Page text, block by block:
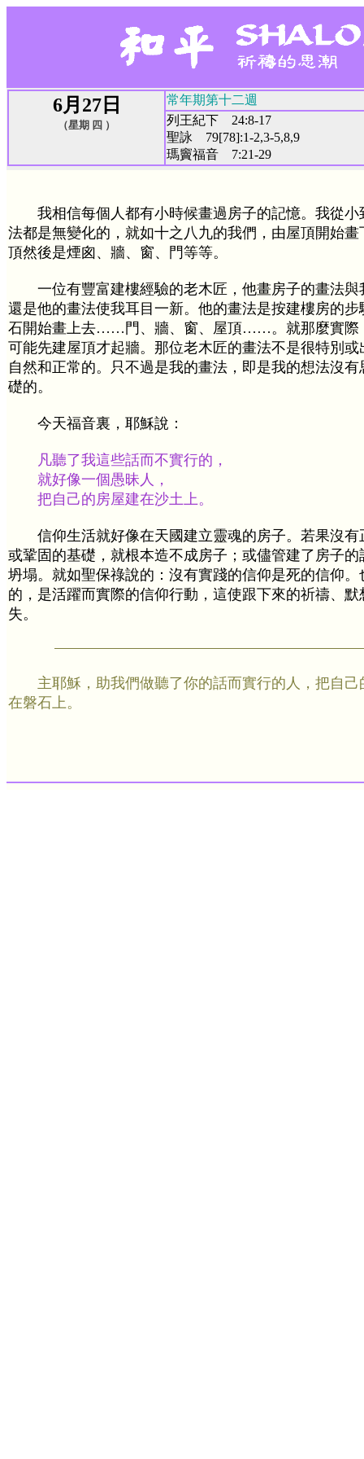
6月27日
（星期 四 ）
常年期第十二週
列王紀下 24:8-17
聖詠 79[78]:1-2,3-5,8,9
瑪竇福音 7:21-29
我相信每個人都有小時候畫過房子的記憶。我從小
法都是無變化的，就如十之八九的我們，由屋頂開始
頂然後是煙囪、牆、窗、門等等。
一位有豐富建樓經驗的老木匠，他畫房子的畫法與
還是他的畫法使我耳目一新。他的畫法是按建樓房的
石開始畫上去……門、牆、窗、屋頂……。就那麼實際
可能先建屋頂才起牆。那位老木匠的畫法不是很特別
自然和正常的。只不過是我的畫法，即是我的想法沒
礎的。
今天福音裏，耶穌說：
凡聽了我這些話而不實行的，
就好像一個愚昧人，
把自己的房屋建在沙土上。
信仰生活就好像在天國建立靈魂的房子。若果沒有
或鞏固的基礎，就根本造不成房子；或儘管建了房子
坍塌。就如聖保祿說的：沒有實踐的信仰是死的信仰。
的，是活躍而實際的信仰行動，這使跟下來的祈禱、
失。
主耶穌，助我們做聽了你的話而實行的人，把自己
在磐石上。